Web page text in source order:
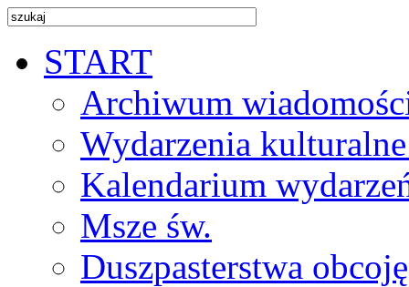
START
Archiwum
Wydarzenia
Kalendarium
Msze św.
Duszpasterstwa